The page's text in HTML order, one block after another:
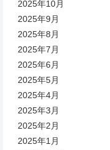
2025年10月
2025年9月
2025年8月
2025年7月
2025年6月
2025年5月
2025年4月
2025年3月
2025年2月
2025年1月